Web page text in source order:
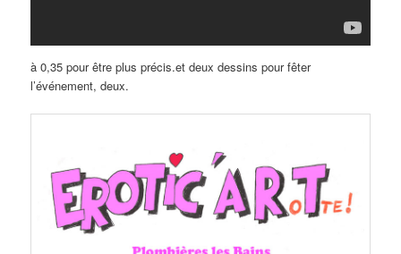
à 0,35 pour être plus précis.et deux dessins pour fêter
l’événement, deux.